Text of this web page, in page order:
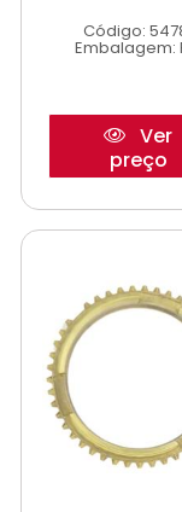
Código:
Embalagem:
Ver
preço